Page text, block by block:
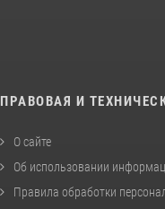
ПРАВОВАЯ И
О сайте
Об использовании
Правила обработки